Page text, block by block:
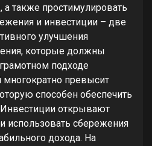
а также простимулировать
и инвестиции – две
улучшения
которые должны
подходе
превысит
способен обеспечить
Инвестиции открывают
использовать сбережения
дохода. На